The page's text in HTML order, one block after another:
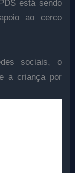
está sendo
ao cerco
sociais, o
a criança por